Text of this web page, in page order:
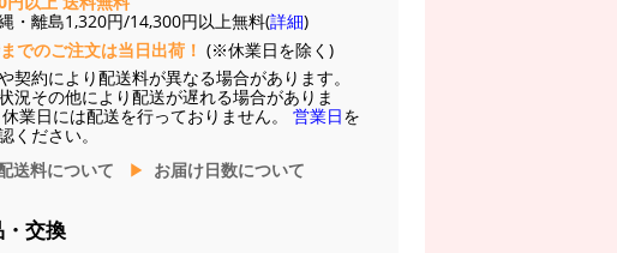
・離島1,320円/14,300円以上無料(詳細)
でのご注文は当日出荷！ (※休業日を除く)
契約により配送料が異なる場合があります。
況その他により配送が遅れる場合がありま
業日には配送を行っておりません。 営業日を
ください。
送料について
お届け日数について
交換